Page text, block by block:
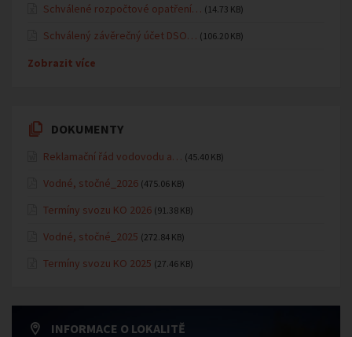
Schválené rozpočtové opatření… (14.73 KB)
Schválený závěrečný účet DSO… (106.20 KB)
Zobrazit více
DOKUMENTY
Reklamační řád vodovodu a… (45.40 KB)
Vodné, stočné_2026 (475.06 KB)
Termíny svozu KO 2026 (91.38 KB)
Vodné, stočné_2025 (272.84 KB)
Termíny svozu KO 2025 (27.46 KB)
INFORMACE O LOKALITĚ